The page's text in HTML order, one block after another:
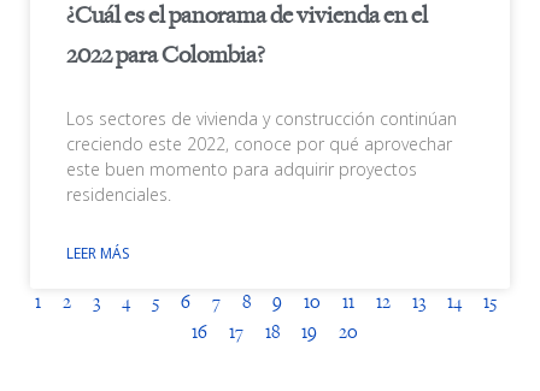
¿Cuál es el panorama de vivienda en el
2022 para Colombia?
Los sectores de vivienda y construcción continúan
creciendo este 2022, conoce por qué aprovechar
este buen momento para adquirir proyectos
residenciales.
LEER MÁS
1 2 3 4 5 6 7 8 9 10 11 12 13 14
15
16
17 18 19 20